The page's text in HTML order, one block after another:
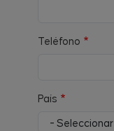
Teléfono
País